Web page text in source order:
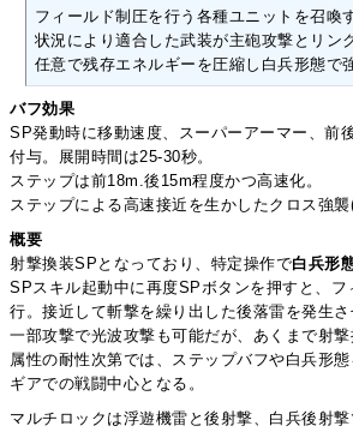
フィールド制圧を行う各種ユニットを召喚
状況により適合した武装が主砲攻撃とリン
任意で残存エネルギーを圧縮し白兵形態で
バフ効果
SP発動時に移動速度、スーパーアーマー、前
付与。展開時間は25-30秒。
ステップは前18m.後15m程度かつ高速化。
ステップによる高速接近を生かしたクロス強襲
概要
射撃換装SPとなっており、特定操作で白兵形
SPスキル起動中に再度SPボタンを押すと、フ
行。接近して斬撃を繰り出した後落雷を発生さ
一部攻撃で光波攻撃も可能だが、あくまで射
属性の耐性次第では、ステップバフや白兵形
ギアでの戦闘中心となる。
マルチロックは浮遊機雷と後射撃、白兵後射